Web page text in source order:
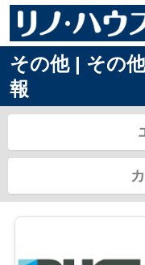
その他 | その
報